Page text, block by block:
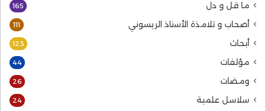
ما قل و دل 165
أصحاب و تلامذة الأستاذ الريسوني 111
أبحاث 123
مؤلفات 44
ومضات 26
سلاسل علمية 24